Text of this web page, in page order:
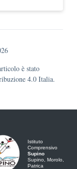
è stato
4.0 Italia.
Istituto
Comprensivo
Supino
Supino, Morolo,
Patrica